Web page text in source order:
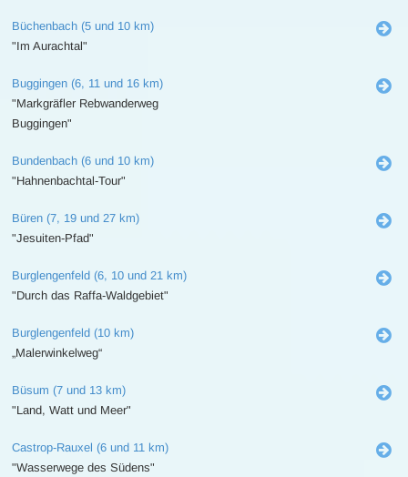
Büchenbach (5 und 10 km)
"Im Aurachtal"
Buggingen (6, 11 und 16 km)
"Markgräfler Rebwanderweg
Buggingen"
Bundenbach (6 und 10 km)
"Hahnenbachtal-Tour"
Büren (7, 19 und 27 km)
"Jesuiten-Pfad"
Burglengenfeld (6, 10 und 21 km)
"Durch das Raffa-Waldgebiet"
Burglengenfeld (10 km)
„Malerwinkelweg“
Büsum (7 und 13 km)
"Land, Watt und Meer"
Castrop-Rauxel (6 und 11 km)
"Wasserwege des Südens"